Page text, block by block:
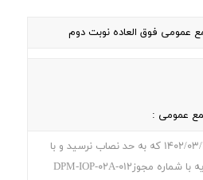
فوق العاده نوبت دوم
عمومی :
پیرو مجمع نوبت اول مورخ 1402/03/10 که به حد نصاب نرسید و با
عنایت به مجوز افزایش سرمایه با شماره مجوزDPM-IOP-02A-012